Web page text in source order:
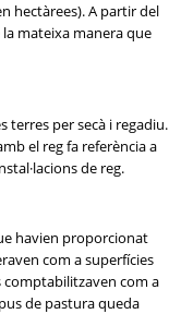
hectàrees). A partir del
la mateixa manera que
terres per secà i regadiu.
el reg fa referència a
de reg.
havien proporcionat
com a superfícies
comptabilitzaven com a
de pastura queda